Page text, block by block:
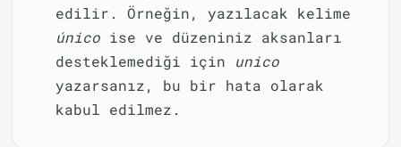
edilir. Örneğin, yazılacak kelime
único ise ve düzeniniz aksanları
desteklemediği için unico
yazarsanız, bu bir hata olarak
kabul edilmez.